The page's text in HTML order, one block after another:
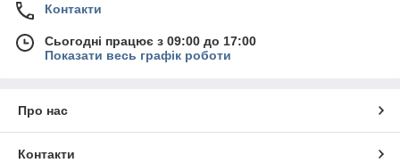
Контакти
Сьогодні працює з 09:00 до 17:00
Показати весь графік роботи
Про нас
Контакти